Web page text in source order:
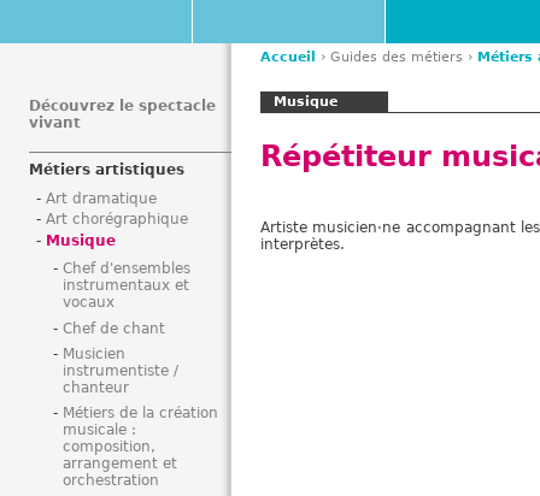
s
e
Accueil › Guides des métiers › Métiers
Musique
Répétiteur
Artiste musicien·ne accompagnant
interprètes.
Découvrez le spectacle
vivant
Métiers artistiques
Art dramatique
Art chorégraphique
Musique
Chef d'ensembles
instrumentaux et
vocaux
Chef de chant
Musicien
instrumentiste /
chanteur
Métiers de la création
musicale :
composition,
arrangement et
orchestration